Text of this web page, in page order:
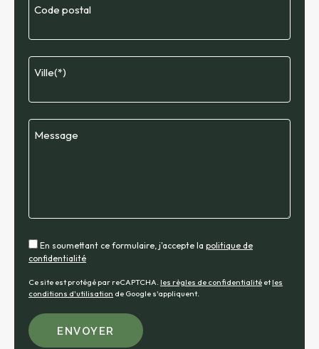
Code postal
Ville(*)
Message
En soumettant ce formulaire, j'accepte la politique de
confidentialité
Ce site est protégé par reCAPTCHA. les règles de confidentialité etles
conditions d'utilisation de Google s'appliquent.